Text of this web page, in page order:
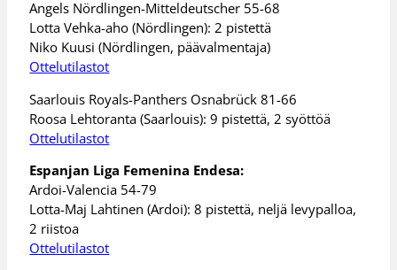
Angels Nördlingen-Mitteldeutscher 55-68
Lotta Vehka-aho (Nördlingen): 2 pistettä
Niko Kuusi (Nördlingen, päävalmentaja)
Ottelutilastot
Saarlouis Royals-Panthers Osnabrück 81-66
Roosa Lehtoranta (Saarlouis): 9 pistettä, 2 syöttöä
Ottelutilastot
Espanjan Liga Femenina Endesa:
Ardoi-Valencia 54-79
Lotta-Maj Lahtinen (Ardoi): 8 pistettä, neljä levypalloa,
2 riistoa
Ottelutilastot